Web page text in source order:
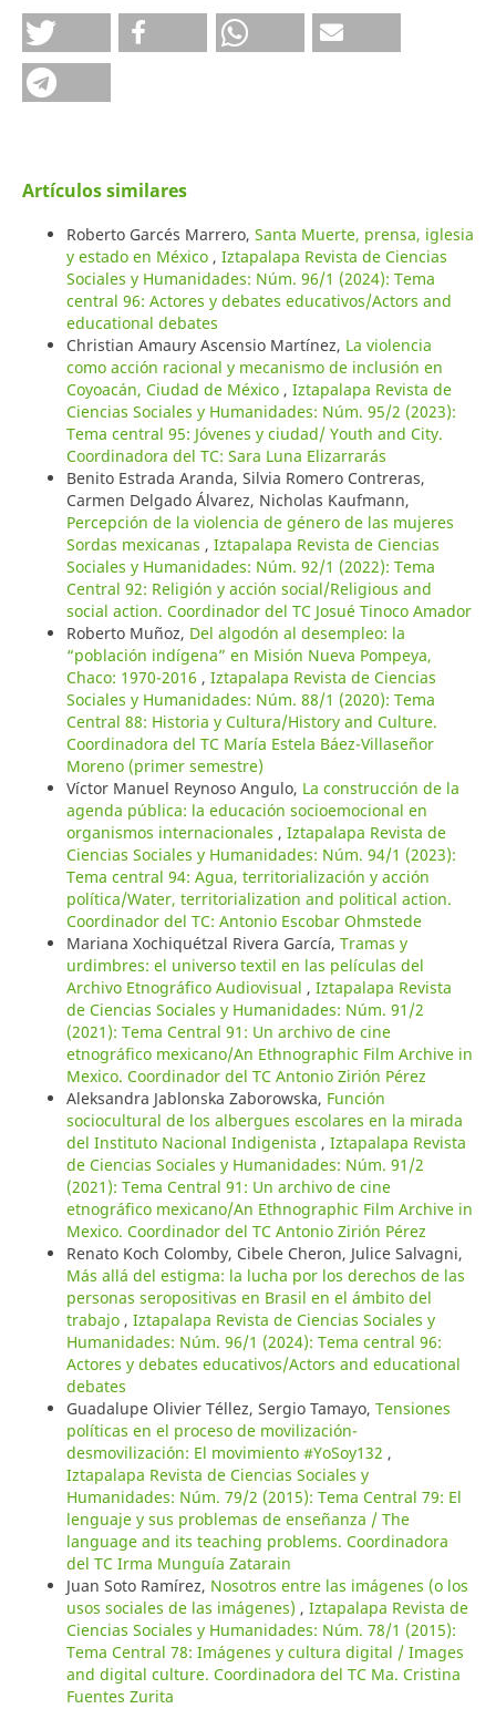
Artículos similares
Roberto Garcés Marrero, Santa Muerte, prensa, iglesia
y estado en México , Iztapalapa Revista de Ciencias
Sociales y Humanidades: Núm. 96/1 (2024): Tema
central 96: Actores y debates educativos/Actors and
educational debates
Christian Amaury Ascensio Martínez, La violencia
como acción racional y mecanismo de inclusión en
Coyoacán, Ciudad de México , Iztapalapa Revista de
Ciencias Sociales y Humanidades: Núm. 95/2 (2023):
Tema central 95: Jóvenes y ciudad/ Youth and City.
Coordinadora del TC: Sara Luna Elizarrarás
Benito Estrada Aranda, Silvia Romero Contreras,
Carmen Delgado Álvarez, Nicholas Kaufmann,
Percepción de la violencia de género de las mujeres
Sordas mexicanas , Iztapalapa Revista de Ciencias
Sociales y Humanidades: Núm. 92/1 (2022): Tema
Central 92: Religión y acción social/Religious and
social action. Coordinador del TC Josué Tinoco Amador
Roberto Muñoz, Del algodón al desempleo: la
“población indígena” en Misión Nueva Pompeya,
Chaco: 1970-2016 , Iztapalapa Revista de Ciencias
Sociales y Humanidades: Núm. 88/1 (2020): Tema
Central 88: Historia y Cultura/History and Culture.
Coordinadora del TC María Estela Báez-Villaseñor
Moreno (primer semestre)
Víctor Manuel Reynoso Angulo, La construcción de la
agenda pública: la educación socioemocional en
organismos internacionales , Iztapalapa Revista de
Ciencias Sociales y Humanidades: Núm. 94/1 (2023):
Tema central 94: Agua, territorialización y acción
política/Water, territorialization and political action.
Coordinador del TC: Antonio Escobar Ohmstede
Mariana Xochiquétzal Rivera García, Tramas y
urdimbres: el universo textil en las películas del
Archivo Etnográfico Audiovisual , Iztapalapa Revista
de Ciencias Sociales y Humanidades: Núm. 91/2
(2021): Tema Central 91: Un archivo de cine
etnográfico mexicano/An Ethnographic Film Archive in
Mexico. Coordinador del TC Antonio Zirión Pérez
Aleksandra Jablonska Zaborowska, Función
sociocultural de los albergues escolares en la mirada
del Instituto Nacional Indigenista , Iztapalapa Revista
de Ciencias Sociales y Humanidades: Núm. 91/2
(2021): Tema Central 91: Un archivo de cine
etnográfico mexicano/An Ethnographic Film Archive in
Mexico. Coordinador del TC Antonio Zirión Pérez
Renato Koch Colomby, Cibele Cheron, Julice Salvagni,
Más allá del estigma: la lucha por los derechos de las
personas seropositivas en Brasil en el ámbito del
trabajo , Iztapalapa Revista de Ciencias Sociales y
Humanidades: Núm. 96/1 (2024): Tema central 96:
Actores y debates educativos/Actors and educational
debates
Guadalupe Olivier Téllez, Sergio Tamayo, Tensiones
políticas en el proceso de movilización-
desmovilización: El movimiento #YoSoy132 ,
Iztapalapa Revista de Ciencias Sociales y
Humanidades: Núm. 79/2 (2015): Tema Central 79: El
lenguaje y sus problemas de enseñanza / The
language and its teaching problems. Coordinadora
del TC Irma Munguía Zatarain
Juan Soto Ramírez, Nosotros entre las imágenes (o los
usos sociales de las imágenes) , Iztapalapa Revista de
Ciencias Sociales y Humanidades: Núm. 78/1 (2015):
Tema Central 78: Imágenes y cultura digital / Images
and digital culture. Coordinadora del TC Ma. Cristina
Fuentes Zurita